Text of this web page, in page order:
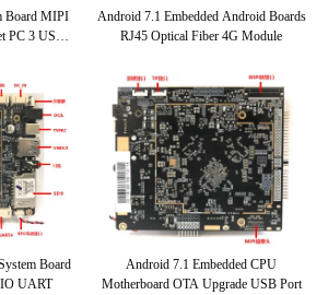
Board MIPI
PC 3 USB
Android 7.1 Embedded Android Boards
RJ45 Optical Fiber 4G Module
Board
UART
Android 7.1 Embedded CPU
Motherboard OTA Upgrade USB Port